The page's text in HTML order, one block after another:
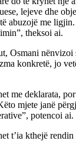
lejeve dhe
abuzojë me
theksoi ai.
Osmani nënvizoi
konkretë, jo
me deklarata,
mjete janë
potencoi ai.
t’ia kthejë